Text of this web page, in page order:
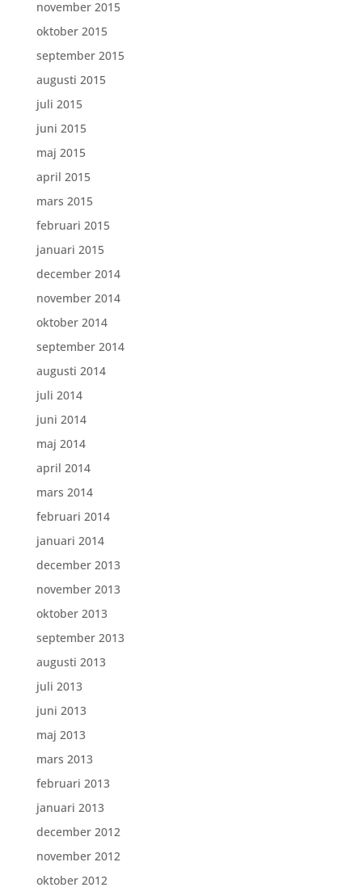
november 2015
oktober 2015
september 2015
augusti 2015
juli 2015
juni 2015
maj 2015
april 2015
mars 2015
februari 2015
januari 2015
december 2014
november 2014
oktober 2014
september 2014
augusti 2014
juli 2014
juni 2014
maj 2014
april 2014
mars 2014
februari 2014
januari 2014
december 2013
november 2013
oktober 2013
september 2013
augusti 2013
juli 2013
juni 2013
maj 2013
mars 2013
februari 2013
januari 2013
december 2012
november 2012
oktober 2012